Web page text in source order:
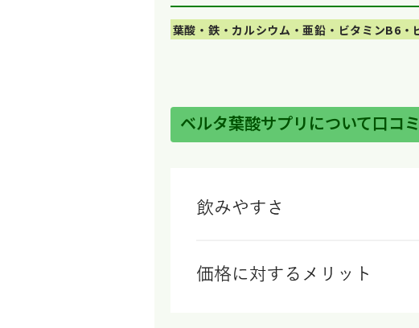
葉酸・鉄・カルシウム・亜鉛・ビタミンB6・
ベルタ葉酸サプリについて口コ